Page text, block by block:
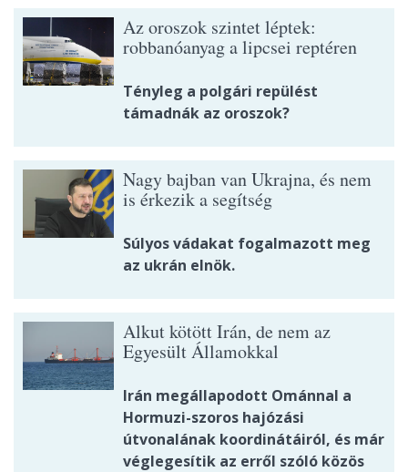
Az oroszok szintet léptek:
robbanóanyag a lipcsei reptéren
Tényleg a polgári repülést
támadnák az oroszok?
Nagy bajban van Ukrajna, és nem
is érkezik a segítség
Súlyos vádakat fogalmazott meg
az ukrán elnök.
Alkut kötött Irán, de nem az
Egyesült Államokkal
Irán megállapodott Ománnal a
Hormuzi-szoros hajózási
útvonalának koordinátáiról, és már
véglegesítik az erről szóló közös